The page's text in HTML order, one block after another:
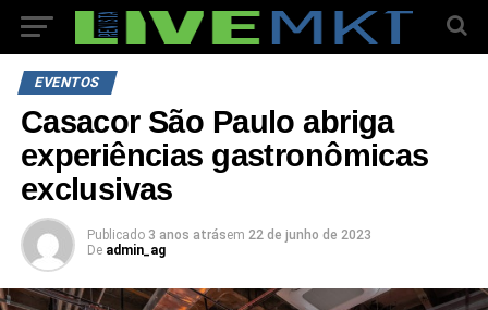
EVENTOS
Casacor São Paulo abriga
experiências gastronômicas
exclusivas
Publicado 3 anos atrásem 22 de junho de 2023
De admin_ag